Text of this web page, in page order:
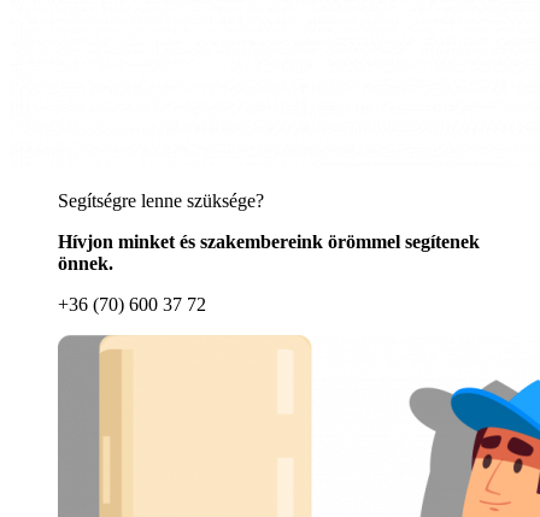
Segítségre lenne szüksége?
Hívjon minket és szakembereink örömmel segítenek
önnek.
+36 (70) 600 37 72